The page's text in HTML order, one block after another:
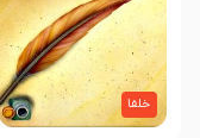
خلفا